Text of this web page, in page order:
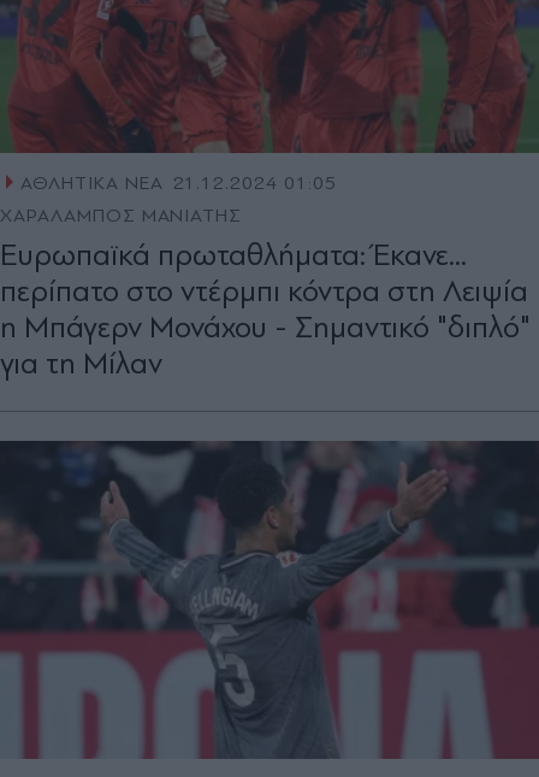
ΑΘΛΗΤΙΚΑ ΝΕΑ 21.12.2024 01:05
ΧΑΡΑΛΑΜΠΟΣ ΜΑΝΙΑΤΗΣ
Ευρωπαϊκά πρωταθλήματα: Έκανε...
περίπατο στο ντέρμπι κόντρα στη Λειψία
η Μπάγερν Μονάχου - Σημαντικό "διπλό"
για τη Μίλαν